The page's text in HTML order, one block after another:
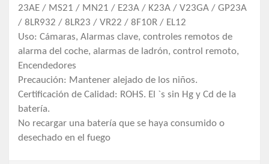
23AE / MS21 / MN21 / E23A / K23A / V23GA / GP23A
/ 8LR932 / 8LR23 / VR22 / 8F10R / EL12
Uso: Cámaras, Alarmas clave, controles remotos de
alarma del coche, alarmas de ladrón, control remoto,
Encendedores
Precaución: Mantener alejado de los niños.
Certificación de Calidad: ROHS. El `s sin Hg y Cd de la
batería.
No recargar una batería que se haya consumido o
desechado en el fuego